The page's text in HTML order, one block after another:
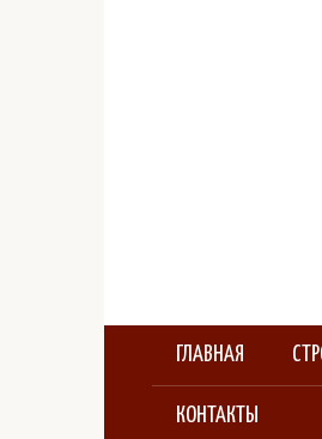
ГЛАВНАЯ
КОНТАКТЫ